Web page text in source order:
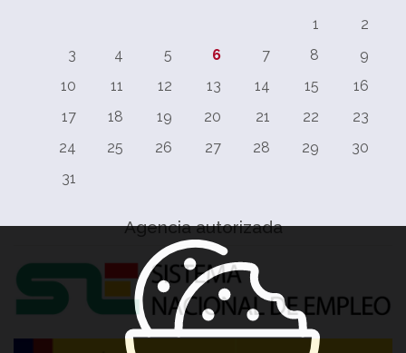
1
2
3
4 5 6 7 8
9
10
11 12 13 14 15
16
17
18 19 20 21 22
23
24
25 26 27 28 29
30
31
Agencia autorizada